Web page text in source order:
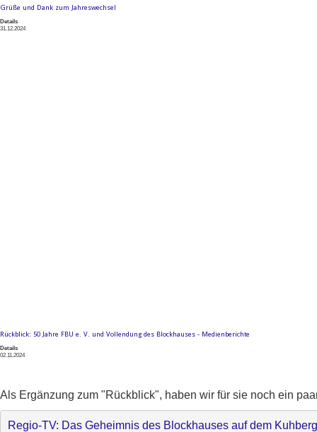
Grüße und Dank zum Jahreswechsel
Details
31.12.2024
Rückblick: 50 Jahre FBU e. V. und Vollendung des Blockhauses - Medienberichte
Details
02.11.2024
Als Ergänzung zum "Rückblick", haben wir für sie noch ein
Regio-TV: Das Geheimnis des Blockhauses auf dem